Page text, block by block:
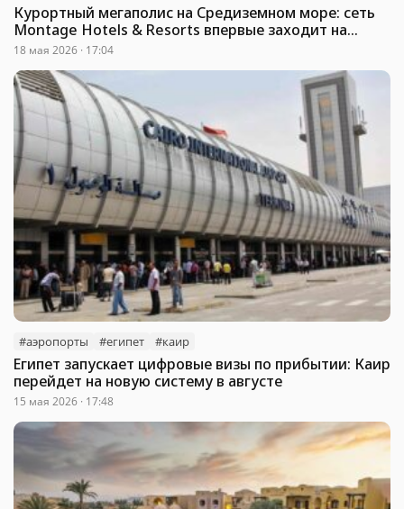
Курортный мегаполис на Средиземном море: сеть
Montage Hotels & Resorts впервые заходит на
рынок Египта
18 мая 2026 · 17:04
#аэропорты #египет #каир
Египет запускает цифровые визы по прибытии: Каир
перейдет на новую систему в августе
15 мая 2026 · 17:48